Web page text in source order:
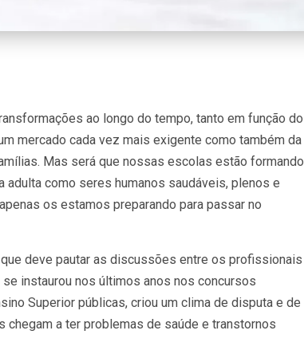
ao longo do tempo, tanto em função do
mercado cada vez mais exigente como também da
Mas será que nossas escolas estão formando
adulta como seres humanos saudáveis, plenos e
os estamos preparando para passar no
deve pautar as discussões entre os profissionais
instaurou nos últimos anos nos concursos
Superior públicas, criou um clima de disputa e de
a ter problemas de saúde e transtornos